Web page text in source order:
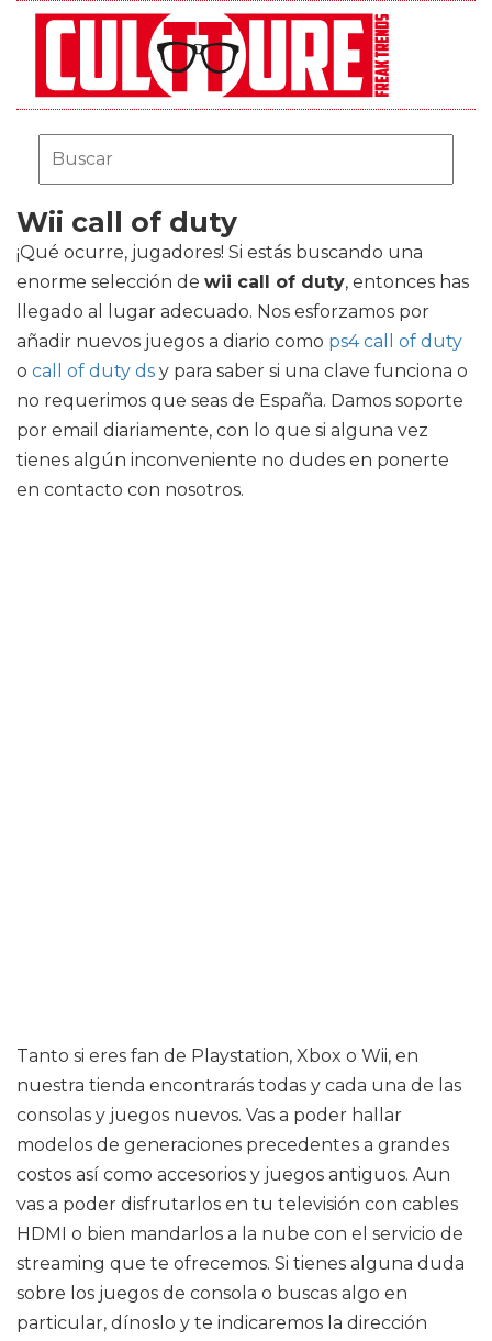
Wii call of duty
¡Qué ocurre, jugadores! Si estás buscando una
enorme selección de wii call of duty, entonces has
llegado al lugar adecuado. Nos esforzamos por
añadir nuevos juegos a diario como ps4 call of duty
o call of duty ds y para saber si una clave funciona o
no requerimos que seas de España. Damos soporte
por email diariamente, con lo que si alguna vez
tienes algún inconveniente no dudes en ponerte
en contacto con nosotros.
Tanto si eres fan de Playstation, Xbox o Wii, en
nuestra tienda encontrarás todas y cada una de las
consolas y juegos nuevos. Vas a poder hallar
modelos de generaciones precedentes a grandes
costos así como accesorios y juegos antiguos. Aun
vas a poder disfrutarlos en tu televisión con cables
HDMI o bien mandarlos a la nube con el servicio de
streaming que te ofrecemos. Si tienes alguna duda
sobre los juegos de consola o buscas algo en
particular, dínoslo y te indicaremos la dirección